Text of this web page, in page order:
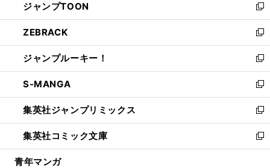
く
で
開
く
ド
ウ
で
開
く
ィ
ン
ド
ウ
で
開
く
い
ウ
ィ
ン
ド
ウ
で
開
く
ジャンプTOON
新
し
い
ウ
ィ
ン
ド
ウ
で
開
く
ZEBRACK
新
し
い
ウ
ィ
ン
ド
ウ
で
開
ジャンプルーキー！
新
し
い
ウ
ィ
ン
ド
ウ
S-MANGA
新
し
い
ウ
ィ
ン
集英社ジャンプリミックス
新
し
い
ウ
集英社コミック文庫
新
し
青年マンガ